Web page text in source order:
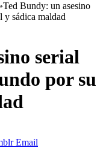
Ted Bundy: un asesino
y sádica maldad
serial
por su
Email